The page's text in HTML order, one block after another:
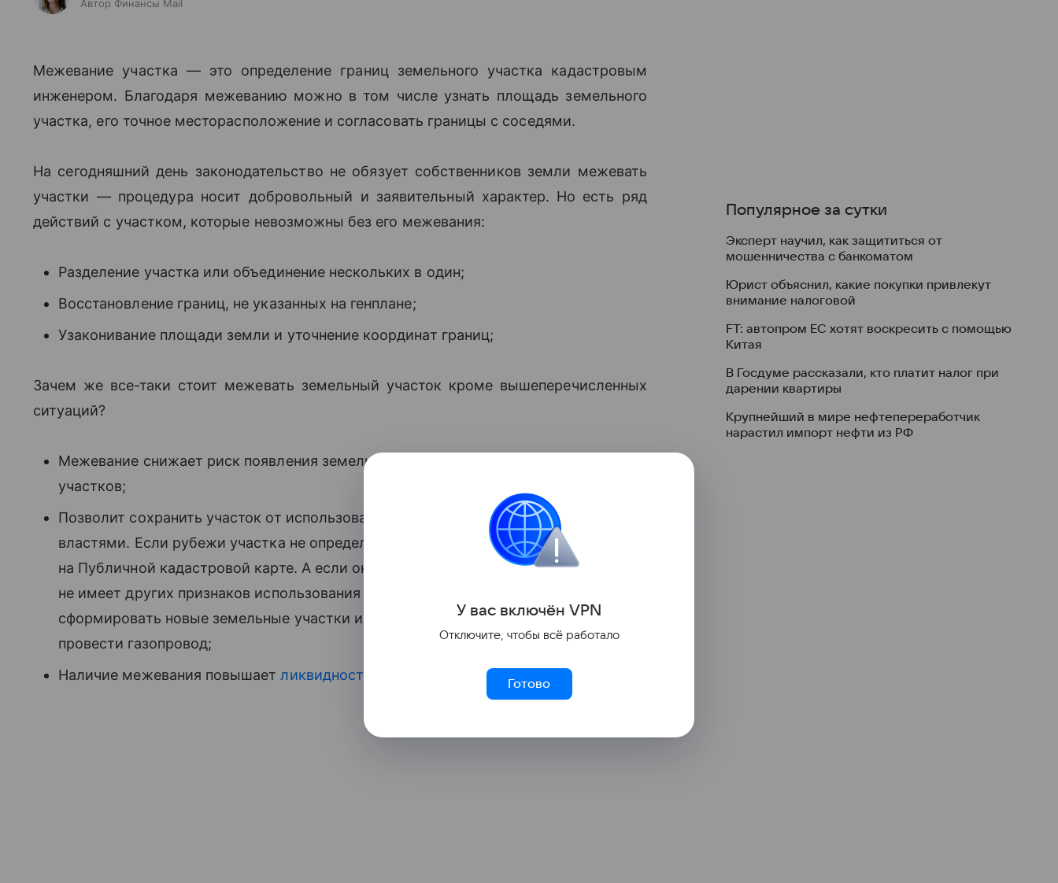
Автор Финансы Mail
Межевание участка — это определение границ земельного участка кадастровым
инженером. Благодаря межеванию можно в том числе узнать площадь земельного
участка, его точное месторасположение и согласовать границы с соседями.
На сегодняшний день законодательство не обязует собственников земли межевать
участки — процедура носит добровольный и заявительный характер. Но есть ряд
действий с участком, которые невозможны без его межевания:
Разделение участка или объединение нескольких в один;
Восстановление границ, не указанных на генплане;
Узаконивание площади земли и уточнение координат границ;
Зачем же все-таки стоит межевать земельный участок кроме вышеперечисленных
ситуаций?
Межевание снижает риск появления земельных споров с соседями о границах
участков;
Позволит сохранить участок от использования государством или местными
властями. Если рубежи участка не определены, то он не будет отображаться
на Публичной кадастровой карте. А если он при этом не огорожен забором или
не имеет других признаков использования земли, то на его месте могут
сформировать новые земельные участки или, например, проложить дорогу либо
провести газопровод;
Наличие межевания повышаетликвидность
Популярное за сутки
Эксперт научил, как защититься от
мошенничества с банкоматом
Юрист объяснил, какие покупки привлекут
внимание налоговой
FT: автопром ЕС хотят воскресить с помощью
Китая
В Госдуме рассказали, кто платит налог при
дарении квартиры
Крупнейший в мире нефтепереработчик
нарастил импорт нефти из РФ
У вас включён VPN
Отключите, чтобы всё работало
Готово